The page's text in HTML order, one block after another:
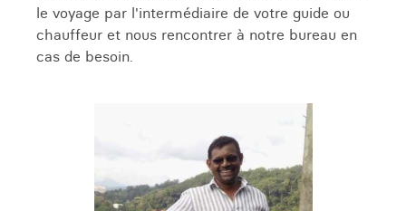
le voyage par l'intermédiaire de votre guide ou
chauffeur et nous rencontrer à notre bureau en
cas de besoin.